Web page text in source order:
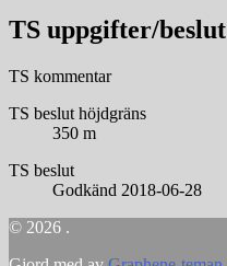
TS uppgifter/beslut
TS kommentar
TS beslut höjdgräns
350 m
TS beslut
Godkänd 2018-06-28
© 2026 .